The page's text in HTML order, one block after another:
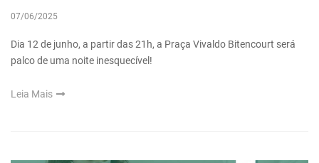
07/06/2025
Dia 12 de junho, a partir das 21h, a Praça Vivaldo Bitencourt será
palco de uma noite inesquecível!
Leia Mais